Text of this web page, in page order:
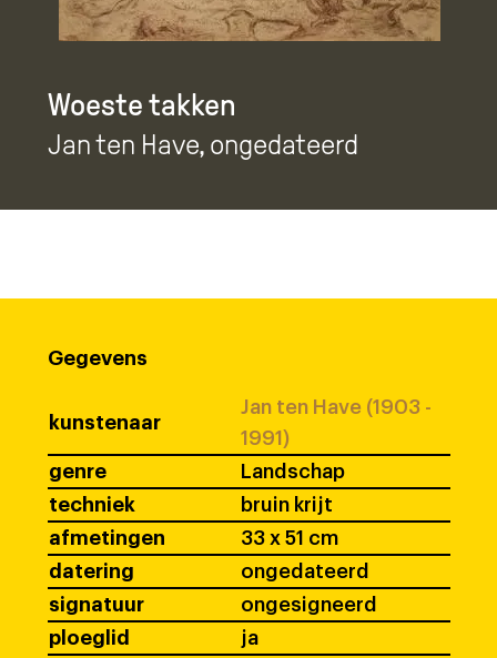
Woeste takken
Jan ten Have, ongedateerd
Gegevens
kunstenaar
Jan ten Have (1903 -
1991)
genre
Landschap
techniek
bruin krijt
afmetingen
33 x 51 cm
datering
ongedateerd
signatuur
ongesigneerd
ploeglid
ja